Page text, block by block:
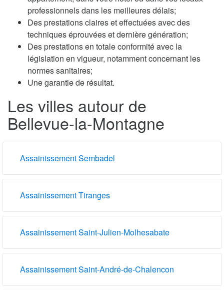
professionnels dans les meilleures délais;
Des prestations claires et effectuées avec des
techniques éprouvées et dernière génération;
Des prestations en totale conformité avec la
législation en vigueur, notamment concernant les
normes sanitaires;
Une garantie de résultat.
Les villes autour de
Bellevue-la-Montagne
Assainissement Sembadel
Assainissement Tiranges
Assainissement Saint-Julien-Molhesabate
Assainissement Saint-André-de-Chalencon